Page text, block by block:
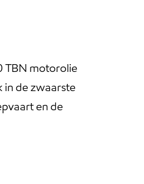
TBN motorolie
in de zwaarste
en de